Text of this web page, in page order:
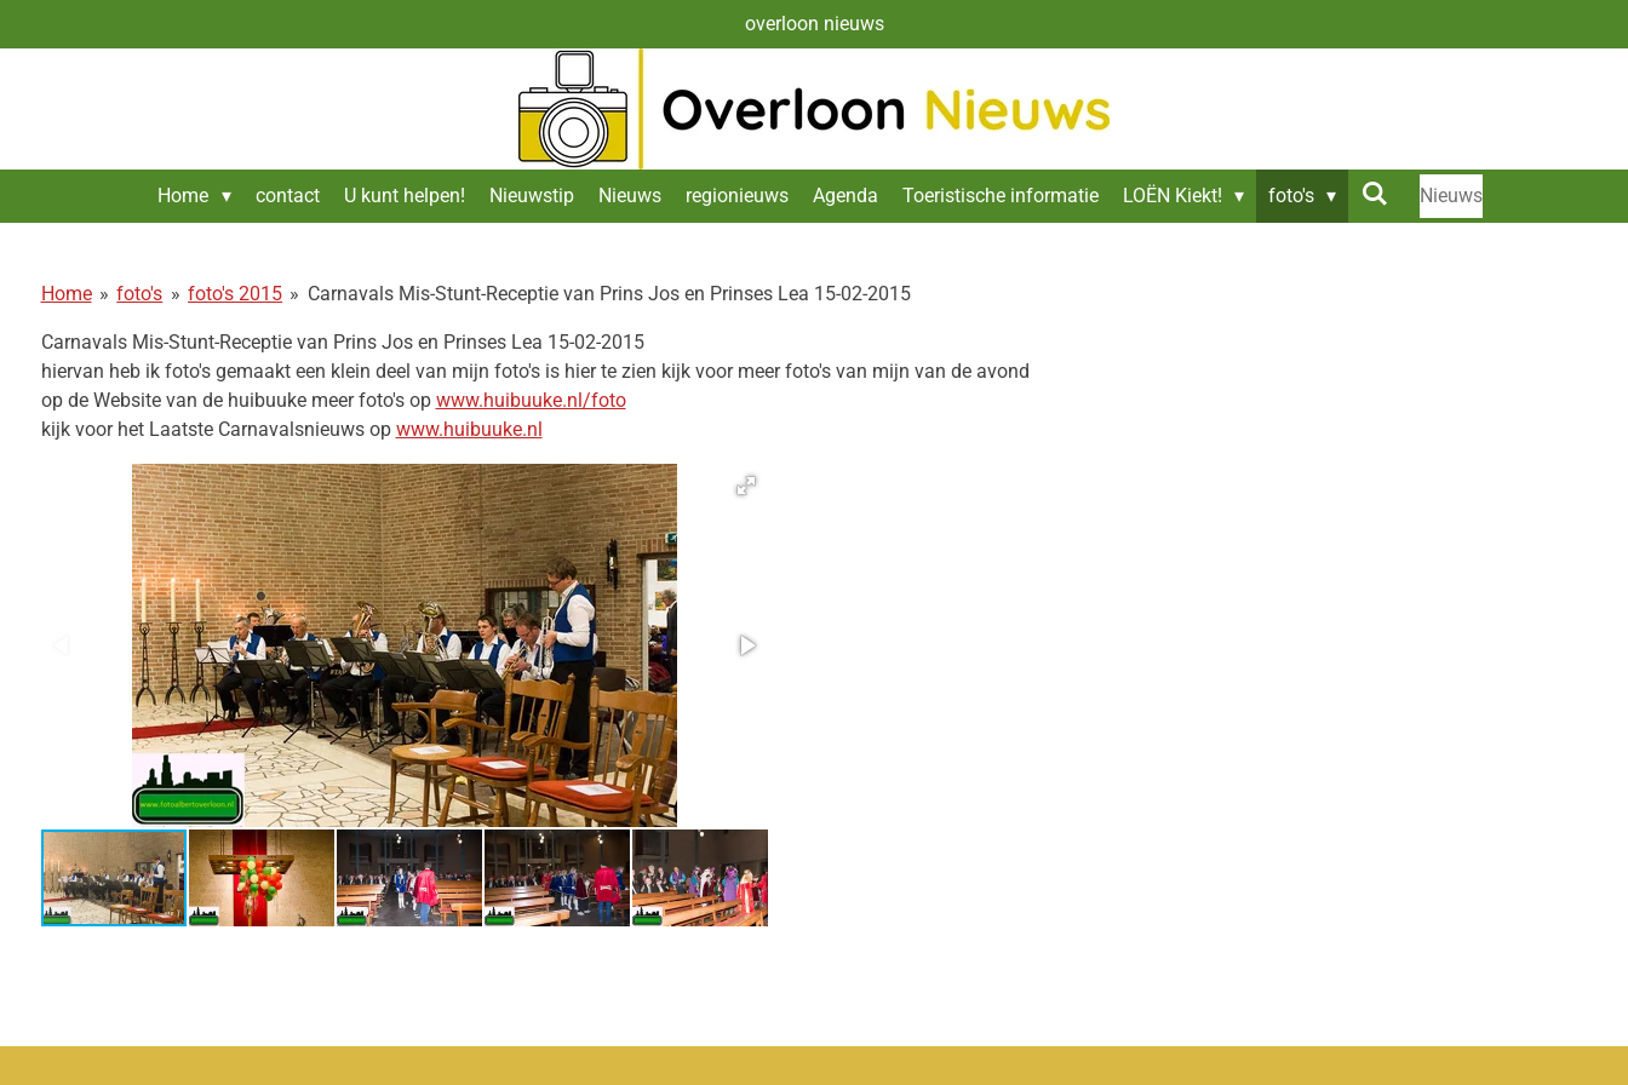
direct
overloon nieuws
Home contact U kunt helpen! Nieuwstip Nieuws regionieuws Agenda Toeristische informatie LOËN Kiekt! foto's Nieuws
Home » foto's » foto's 2015 » Carnavals Mis-Stunt-Receptie van Prins Jos en Prinses Lea 15-02-2015
Carnavals Mis-Stunt-Receptie van Prins Jos en Prinses Lea 15-02-2015
hiervan heb ik foto's gemaakt een klein deel van mijn foto's is hier te zien kijk voor meer foto's van mijn van de avond
op de Website van de huibuuke meer foto's op www.huibuuke.nl/foto
kijk voor het Laatste Carnavalsnieuws op www.huibuuke.nl